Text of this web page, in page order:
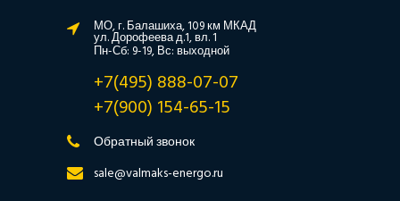
МО, г. Балашиха, 109 км МКАД
ул. Дорофеева д.1, вл. 1
Пн-Сб: 9-19, Вс: выходной
+7(495) 888-07-07
+7(900) 154-65-15
Обратный звонок
sale@valmaks-energo.ru